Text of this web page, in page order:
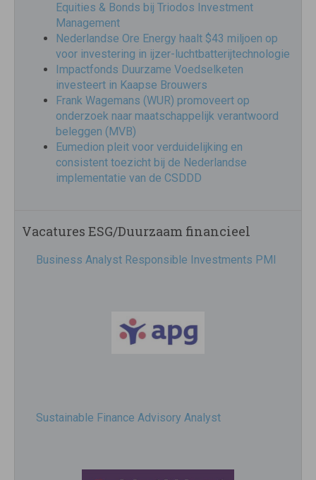
Equities & Bonds bij Triodos Investment
Management
Nederlandse Ore Energy haalt $43 miljoen op
voor investering in ijzer-luchtbatterijtechnologie
Impactfonds Duurzame Voedselketen
investeert in Kaapse Brouwers
Frank Wagemans (WUR) promoveert op
onderzoek naar maatschappelijk verantwoord
beleggen (MVB)
Eumedion pleit voor verduidelijking en
consistent toezicht bij de Nederlandse
implementatie van de CSDDD
Vacatures ESG/Duurzaam financieel
Business Analyst Responsible Investments PMI
Sustainable Finance Advisory Analyst